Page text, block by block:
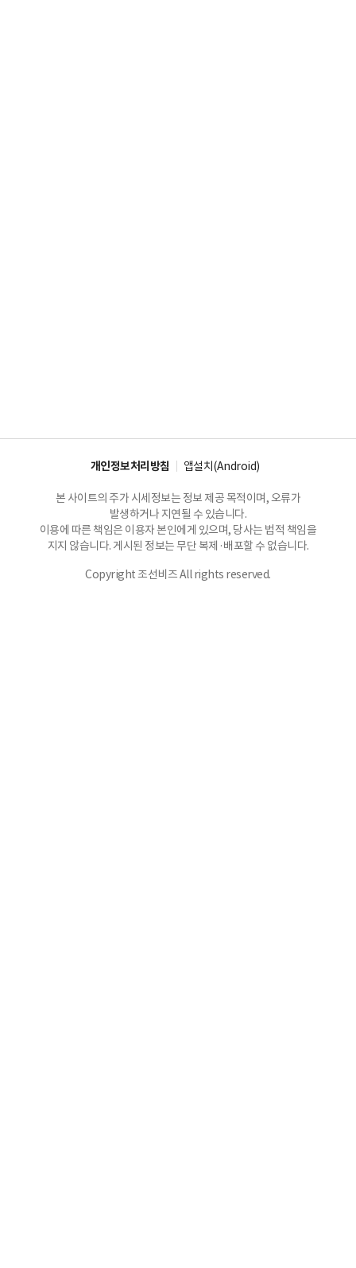
개인정보처리방침 앱설치(Android)
본 사이트의 주가 시세정보는 정보 제공 목적이며, 오류가
발생하거나 지연될 수 있습니다.
이용에 따른 책임은 이용자 본인에게 있으며, 당사는 법적 책임을
지지 않습니다. 게시된 정보는 무단 복제·배포할 수 없습니다.
Copyright 조선비즈 All rights reserved.